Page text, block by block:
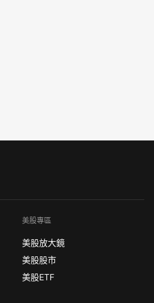
美股專區
美股放大鏡
美股股市
美股ETF